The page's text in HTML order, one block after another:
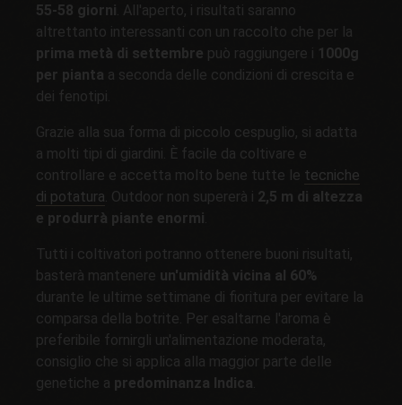
55-58 giorni . All'aperto, i risultati saranno
altrettanto interessanti con un raccolto che per la
prima metà di settembre può raggiungere i 1000g
per pianta a seconda delle condizioni di crescita e
dei fenotipi.
Grazie alla sua forma di piccolo cespuglio, si adatta
a molti tipi di giardini. È facile da coltivare e
controllare e accetta molto bene tutte le tecniche
di potatura . Outdoor non supererà i 2,5 m di altezza
e produrrà piante enormi
Tutti i coltivatori potranno ottenere buoni risultati,
basterà mantenere un'umidità vicina al 60%
durante le ultime settimane di fioritura per evitare la
comparsa della botrite. Per esaltarne l'aroma è
preferibile fornirgli un'alimentazione moderata,
consiglio che si applica alla maggior parte delle
genetiche a predominanza Indica